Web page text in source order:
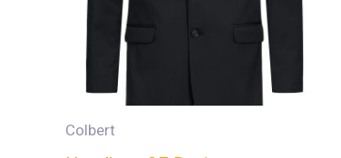
Colbert